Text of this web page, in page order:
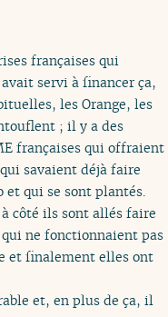
françaises qui
avait servi à financer ça,
les Orange, les
; il y a des
françaises qui offraient
savaient déjà faire
qui se sont plantés.
à côté ils sont allés faire
ne fonctionnaient pas
et finalement elles ont
et, en plus de ça, il